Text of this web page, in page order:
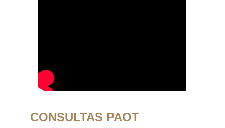
CONSULTAS PAOT